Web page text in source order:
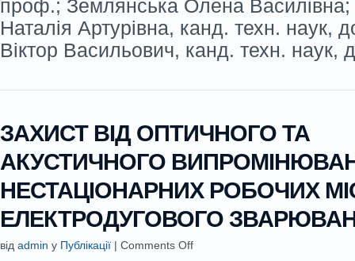
проф.; Землянська Олена Василівна;
Наталія Артурівна, канд. техн. наук,
Віктор Васильович, канд. техн. наук,
ЗАХИСТ ВІД ОПТИЧНОГО ТА
АКУСТИЧНОГО
НЕСТАЦІОНАРНИХ РОБОЧИХ
ЕЛЕКТРОДУГОВОГО
від admin у Публікації | Comments Off